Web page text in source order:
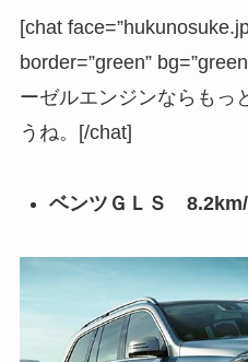
[chat
border=”green”
ーゼルエンジンならもっ
うね。[/chat]
ベンツＧＬＳ